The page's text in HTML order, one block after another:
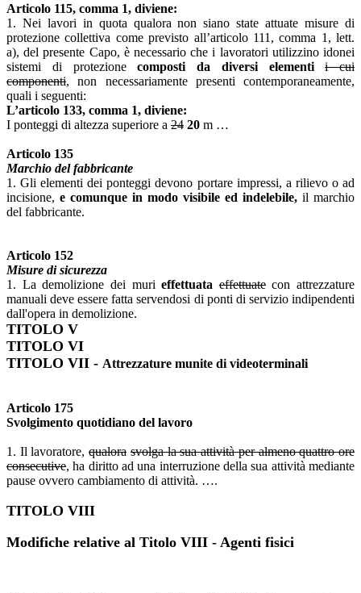
Articolo 115, comma 1, diviene:
1. Nei lavori in quota qualora non siano state attuate misure di
protezione collettiva come previsto all’articolo 111, comma 1, lett.
a), del presente Capo, è necessario che i lavoratori utilizzino idonei
sistemi di protezionecomposti da diversi elementi
i cui
componenti, non necessariamente presenti contemporaneamente,
quali i seguenti:
L’articolo 133, comma 1, diviene:
I ponteggi di altezza superiore a 24 20 m …
Articolo 135
Marchio del fabbricante
1. Gli elementi dei ponteggi devono portare impressi, a rilievo o ad
incisione, e comunque in modo visibile ed indelebile, il marchio
del fabbricante.
Articolo 152
Misure di sicurezza
1. La demolizione dei murieffettuataeffettuatecon attrezzature
manuali deve essere fatta servendosi di ponti di servizio indipendenti
dall'opera in demolizione.
TITOLO V
TITOLO VI
TITOLO VII - Attrezzature munite di videoterminali
Articolo 175
Svolgimento quotidiano del lavoro
1. Il lavoratore,qualora svolga la sua attività per almeno quattro ore
consecutive, ha diritto ad una interruzione della sua attività mediante
pause ovvero cambiamento di attività. ….
TITOLO VIII
Modifiche relative al Titolo VIII - Agenti fisici